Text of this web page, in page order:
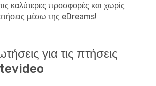
καλύτερες προσφορές και χωρίς
μέσω της eDreams!
για τις πτήσεις